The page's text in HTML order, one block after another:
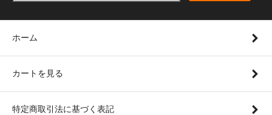
ホーム
カートを見る
特定商取引法に基づく表記